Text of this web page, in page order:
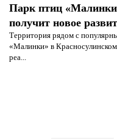
Парк птиц
получит новое
Территория рядом с
«Малинки» в
реа...